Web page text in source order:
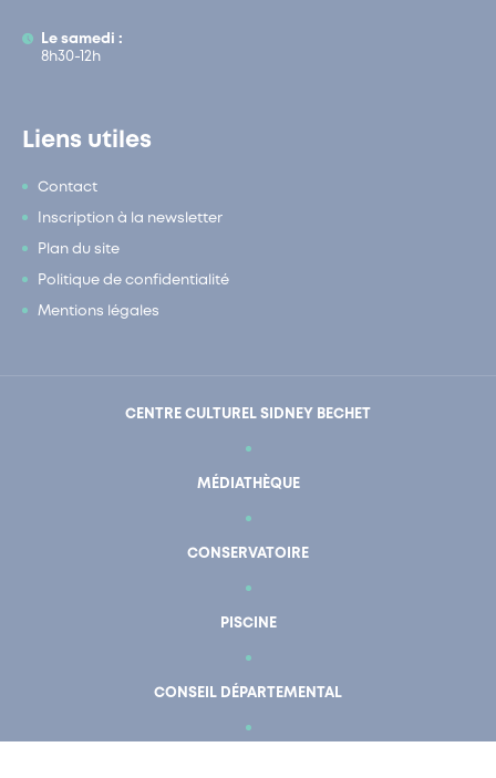
Le samedi :
8h30-12h
Liens utiles
Contact
Inscription à la newsletter
Plan du site
Politique de confidentialité
Mentions légales
CENTRE CULTUREL SIDNEY BECHET
MÉDIATHÈQUE
CONSERVATOIRE
PISCINE
CONSEIL DÉPARTEMENTAL